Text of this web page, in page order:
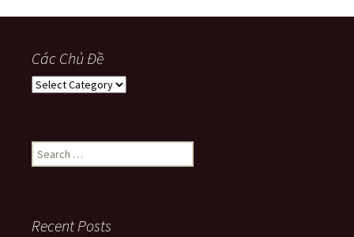
Các Chủ Đề
Các
Search
for:
Recent Posts